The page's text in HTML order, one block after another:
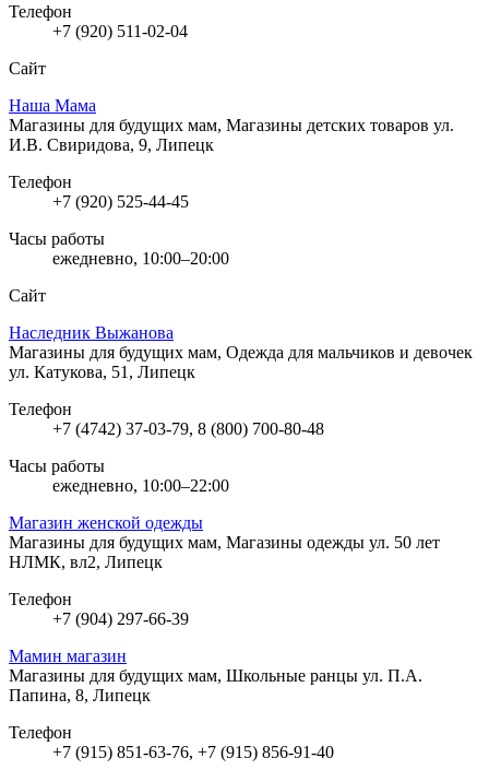
Телефон
+7 (920) 511-02-04
Сайт
Наша Мама
Магазины для будущих мам, Магазины детских товаров ул.
И.В. Свиридова, 9, Липецк
Телефон
+7 (920) 525-44-45
Часы работы
ежедневно, 10:00–20:00
Сайт
Наследник Выжанова
Магазины для будущих мам, Одежда для мальчиков и девочек
ул. Катукова, 51, Липецк
Телефон
+7 (4742) 37-03-79, 8 (800) 700-80-48
Часы работы
ежедневно, 10:00–22:00
Магазин женской одежды
Магазины для будущих мам, Магазины одежды ул. 50 лет
НЛМК, вл2, Липецк
Телефон
+7 (904) 297-66-39
Мамин магазин
Магазины для будущих мам, Школьные ранцы ул. П.А.
Папина, 8, Липецк
Телефон
+7 (915) 851-63-76, +7 (915) 856-91-40